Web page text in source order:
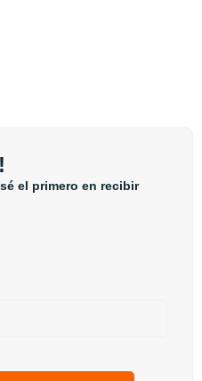
el primero en recibir